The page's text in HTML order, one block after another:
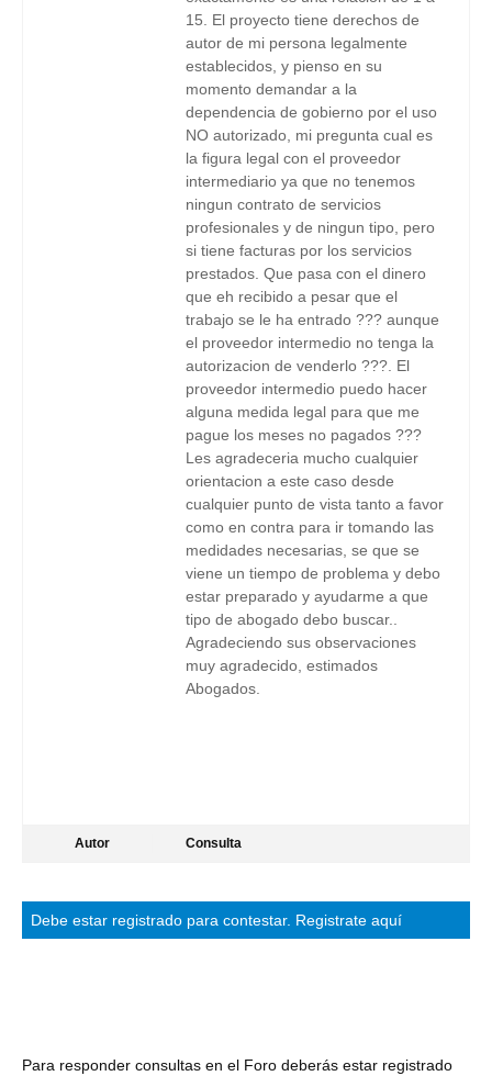
15. El proyecto tiene derechos de
autor de mi persona legalmente
establecidos, y pienso en su
momento demandar a la
dependencia de gobierno por el uso
NO autorizado, mi pregunta cual es
la figura legal con el proveedor
intermediario ya que no tenemos
ningun contrato de servicios
profesionales y de ningun tipo, pero
si tiene facturas por los servicios
prestados. Que pasa con el dinero
que eh recibido a pesar que el
trabajo se le ha entrado ??? aunque
el proveedor intermedio no tenga la
autorizacion de venderlo ???. El
proveedor intermedio puedo hacer
alguna medida legal para que me
pague los meses no pagados ???
Les agradeceria mucho cualquier
orientacion a este caso desde
cualquier punto de vista tanto a favor
como en contra para ir tomando las
medidades necesarias, se que se
viene un tiempo de problema y debo
estar preparado y ayudarme a que
tipo de abogado debo buscar..
Agradeciendo sus observaciones
muy agradecido, estimados
Abogados.
Autor Consulta
Debe estar registrado para contestar. Registrate aquí
Para responder consultas en el Foro deberás estar registrado